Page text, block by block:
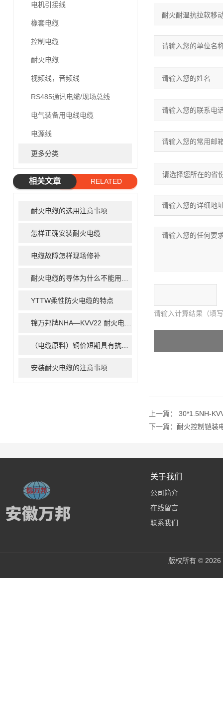
电机引接线
橡套电缆
控制电缆
耐火电缆
视频线，音频线
RS485通讯电缆/现场总线
电气装备用电线电缆
电源线
更多分类
相关文章
RELATED
耐火电缆的选用注意事项
怎样正确安装耐火电缆
电缆故障怎样现场修补
YTTW柔性防火电缆的特点
安装耐火电缆的注意事项
请输入计算结果（填
上一篇： 30*1.5NH-
下一篇： 耐火控制铠装
关于我们
公司简介
在线留言
联系我们
版权所有 ©